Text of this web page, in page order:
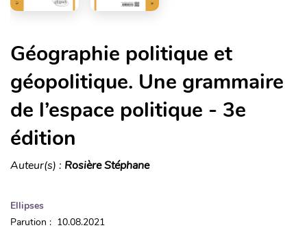
Géographie politique et
géopolitique. Une grammaire
de l’espace politique - 3e
édition
Auteur(s) : Rosière Stéphane
Ellipses
Parution : 10.08.2021